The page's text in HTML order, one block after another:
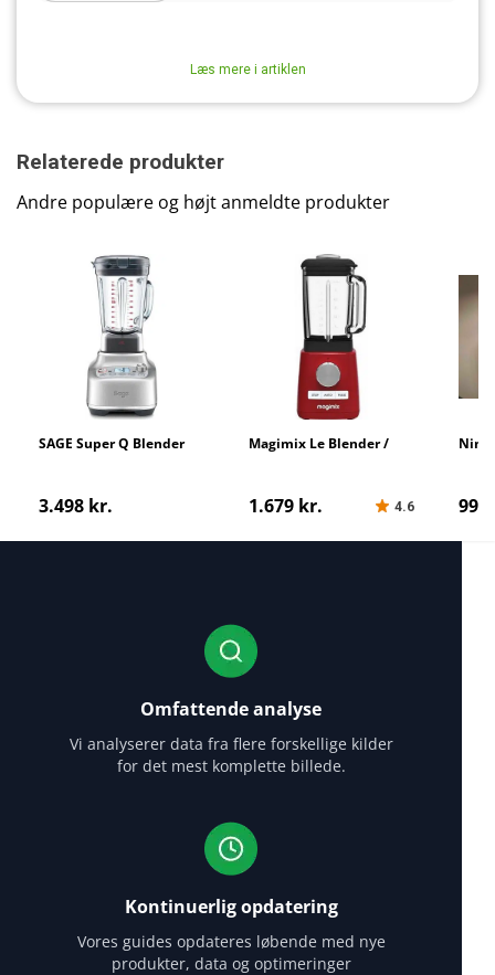
Læs mere i artiklen
Relaterede produkter
Andre populære og højt anmeldte produkter
SAGE Super Q Blender
3.498 kr.
Magimix Le Blender /
1.679 kr. 4.6
Omfattende analyse
Vi analyserer data fra flere forskellige kilder
for det mest komplette billede.
Kontinuerlig opdatering
Vores guides opdateres løbende med nye
produkter, data og optimeringer